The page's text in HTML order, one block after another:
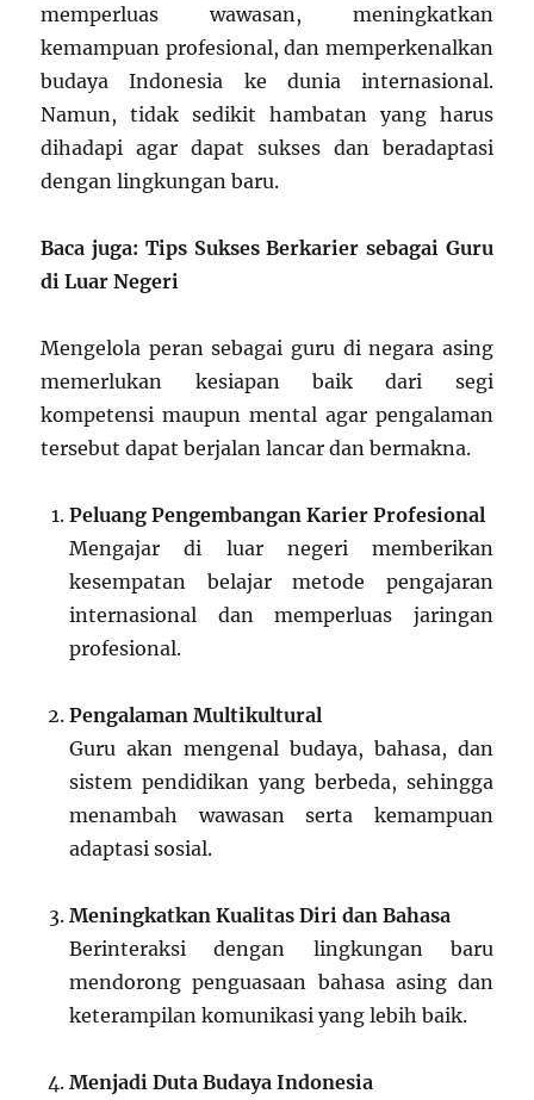
memperluas wawasan, meningkatkan
kemampuan profesional, dan memperkenalkan
budaya Indonesia ke dunia internasional.
Namun, tidak sedikit hambatan yang harus
dihadapi agar dapat sukses dan beradaptasi
dengan lingkungan baru.
Baca juga: Tips Sukses Berkarier sebagai Guru
di Luar Negeri
Mengelola peran sebagai guru di negara asing
memerlukan kesiapan baik dari segi
kompetensi maupun mental agar pengalaman
tersebut dapat berjalan lancar dan bermakna.
Peluang Pengembangan Karier Profesional
Mengajar di luar negeri memberikan
kesempatan belajar metode pengajaran
internasional dan memperluas jaringan
profesional.
Pengalaman Multikultural
Guru akan mengenal budaya, bahasa, dan
sistem pendidikan yang berbeda, sehingga
menambah wawasan serta kemampuan
adaptasi sosial.
Meningkatkan Kualitas Diri dan Bahasa
Berinteraksi dengan lingkungan baru
mendorong penguasaan bahasa asing dan
keterampilan komunikasi yang lebih baik.
Menjadi Duta Budaya Indonesia